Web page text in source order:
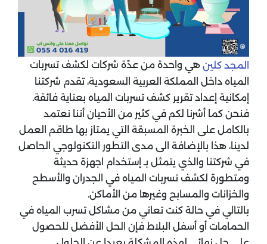
المجد كلين هي واحدة من عدّة شركات لكشف تسربات
المياه داخل المملكة العربية السعودية، تقدم شركتنا
إمكانية إعداد تقرير كشف تسربات المياه بعناية فائقة.
فنحن كما أشرنا لكم في كثير من الأحيان أننا نعتمد
بالكامل على الخبرة المسبقة التي يمتاز بها طاقم العمل
لدينا، هذا بالإضافة الى مدى التطور التكنولوجي الحاصل
في شركتنا والذي يتمثل بـ إستخدام اجهزة حديثة
ومتطورة لكشف تسربات المياه في الجدران والأسطح
والخزانات والمسابح وغيرها من الأماكن.
بالتالي في حالة كنت تعاني من مشاكل تسرب المياه في
الحمامات أو أسفل البلاط فإن الحل الأفضل للحصول